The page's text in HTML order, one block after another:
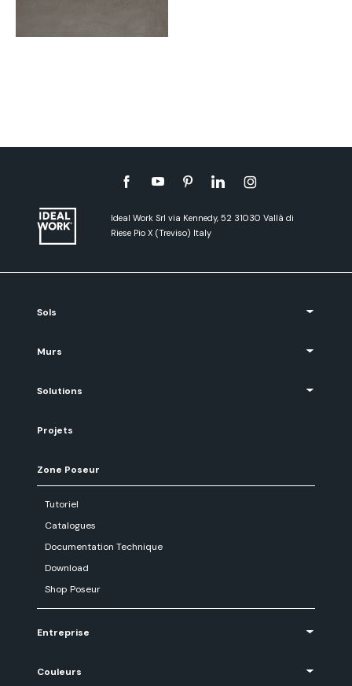
Ideal Work Srl via Kennedy, 52 31030 Vallà di
Riese Pio X (Treviso) Italy
Sols
Murs
Solutions
Projets
Zone Poseur
Tutoriel
Catalogues
Documentation Technique
Download
Shop Poseur
Entreprise
Couleurs